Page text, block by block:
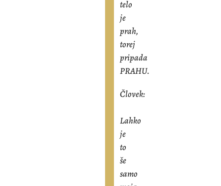
telo
je
prah,
torej
pripada
PRAHU.
Človek:
Lahko
je
to
še
samo